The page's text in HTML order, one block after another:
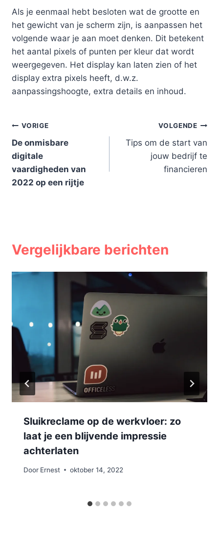
Als je eenmaal hebt besloten wat de grootte en
het gewicht van je scherm zijn, is aanpassen het
volgende waar je aan moet denken. Dit betekent
het aantal pixels of punten per kleur dat wordt
weergegeven. Het display kan laten zien of het
display extra pixels heeft, d.w.z.
aanpassingshoogte, extra details en inhoud.
Bericht
navigatie
VORIGE
De onmisbare
digitale
vaardigheden van
2022 op een rijtje
VOLGENDE
Tips om de start van
jouw bedrijf te
financieren
Vergelijkbare berichten
Sluikreclame op de werkvloer: zo
laat je een blijvende impressie
achterlaten
Door Ernest oktober 14, 2022